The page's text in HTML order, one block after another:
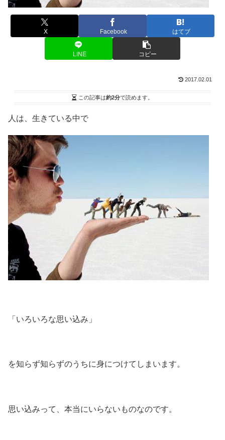
X Facebook はてブ
LINE コピー
2017.02.01
この記事は約2分で読めます。
人は、生きている中で
「いろいろな思い込み」
を知らず知らずのうちに身につけてしまいます。
思い込みって、本当にいらないものなのです。